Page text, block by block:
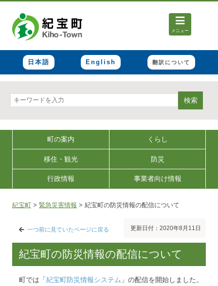
メニュー
日本語 English 翻訳について
検索
町の案内 くらし
移住・観光 防災
行政情報 事業者向け情報
紀宝町 > 緊急災害情報 > 紀宝町の防災情報の配信について
一つ前に見ていたページに戻る 更新日付：2020年8月11日
紀宝町の防災情報の配信について
町では「紀宝町防災情報システム 」の配信を開始しました。